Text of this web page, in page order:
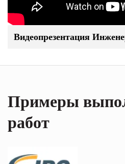
Видеопрезентация
Примеры
работ